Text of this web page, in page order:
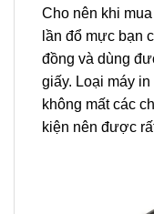
Cho nên khi
lần đổ mực bạn
đồng và dùng
giấy. Loại máy
không mất các
kiện nên được